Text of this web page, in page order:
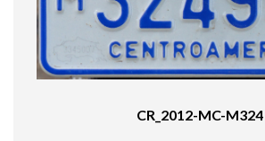
CR_2012-MC-M324